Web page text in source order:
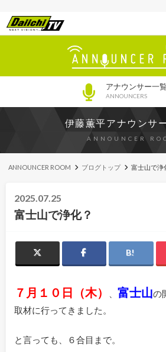
アナウンサー一覧
ANNOUNCERS
伊藤薫平アナウンサ
ANNOUNCER
ANNOUNCER ROOM ブログトップ 富士山で浄
2025.07.25
富士山で浄化？
７月１０日（木） 富士山の
取材に行ってきました。
と言っても、６合目まで。